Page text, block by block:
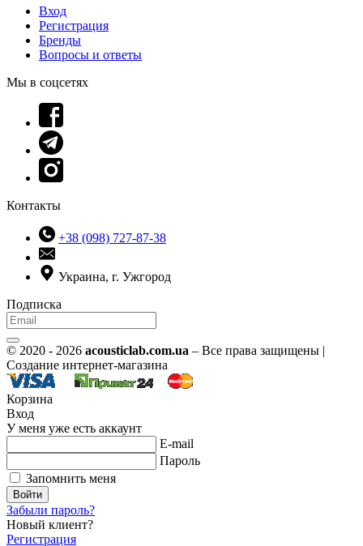
Вход
Регистрация
Бренды
Вопросы и ответы
Мы в соцсетях
Контакты
+38 (098) 727-87-38
Украина, г. Ужгород
Подписка
© 2020 - 2026 acousticlab.com.ua – Все права защищены |
Создание интернет-магазина
Корзина
Вход
У меня уже есть аккаунт
E-mail
Пароль
Запомнить меня
Войти
Забыли пароль?
Новый клиент?
Регистрация